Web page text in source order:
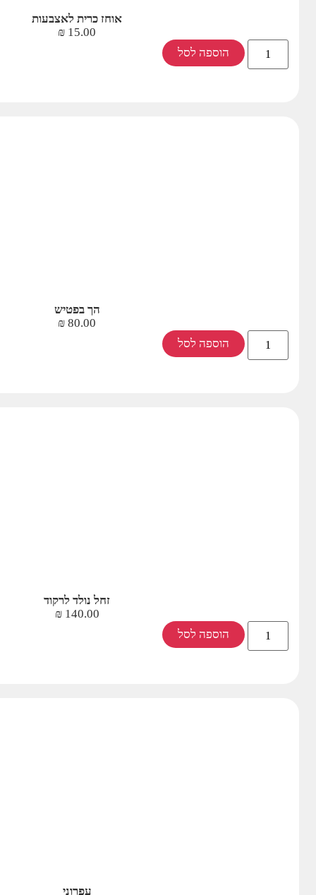
אוחז כרית לאצבעות
15.00
₪
הוספה לסל
הך בפטיש
80.00
₪
הוספה לסל
זחל נולד לרקוד
140.00
₪
הוספה לסל
עפרוני